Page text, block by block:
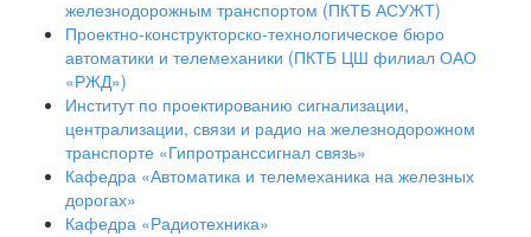
железнодорожным транспортом (ПКТБ АСУЖТ)
Проектно-конструкторско-технологическое бюро
автоматики и телемеханики (ПКТБ ЦШ филиал ОАО
«РЖД»)
Институт по проектированию сигнализации,
централизации, связи и радио на железнодорожном
транспорте «Гипротранссигнал связь»
Кафедра «Автоматика и телемеханика на железных
дорогах»
Кафедра «Радиотехника»